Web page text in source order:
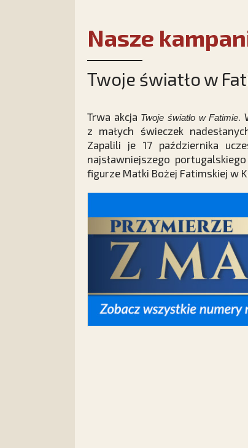
Nasze
Twoje światło w
Trwa akcja Twoje światło w Fatimie.
z małych świeczek
Zapalili je 17 października
najsławniejszego
figurze Matki Bożej Fatimskiej w